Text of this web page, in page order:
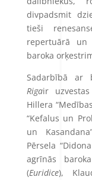
divpadsmit
tieši
repertuārā un
baroka
Sadarbībā ar
Rigair
Hillera
“Kefalus un
un
Pērsela
agrīnās
(Euridice),